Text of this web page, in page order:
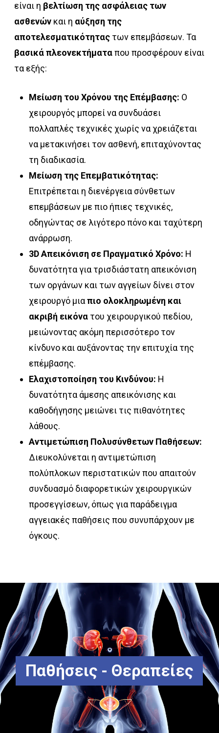
είναι η βελτίωση της ασφάλειας των
ασθενώνκαι η αύξηση της
αποτελεσματικότηταςτων επεμβάσεων. Τα
βασικάπλεονεκτήματαπου προσφέρουν είναι
τα εξής:
Μείωση του Χρόνου της Επέμβασης: Ο
χειρουργός μπορεί να συνδυάσει
πολλαπλές τεχνικές χωρίς να χρειάζεται
να μετακινήσει τον ασθενή, επιταχύνοντας
τη διαδικασία.
Μείωση της Επεμβατικότητας:
Επιτρέπεται η διενέργεια σύνθετων
επεμβάσεων με πιο ήπιες τεχνικές,
οδηγώντας σε λιγότερο πόνο και ταχύτερη
ανάρρωση.
3D Απεικόνιση σε Πραγματικό Χρόνο: Η
δυνατότητα για τρισδιάστατη απεικόνιση
των οργάνων και των αγγείων δίνει στον
χειρουργό μιαπιο ολοκληρωμένη και
ακριβή εικόνατου χειρουργικού πεδίου,
μειώνοντας ακόμη περισσότερο τον
κίνδυνο και αυξάνοντας την επιτυχία της
επέμβασης.
Ελαχιστοποίηση του Κινδύνου: Η
δυνατότητα άμεσης απεικόνισης και
καθοδήγησης μειώνει τις πιθανότητες
λάθους.
Αντιμετώπιση Πολυσύνθετων Παθήσεων:
Διευκολύνεται η αντιμετώπιση
πολύπλοκων περιστατικών που απαιτούν
συνδυασμό διαφορετικών χειρουργικών
προσεγγίσεων, όπως για παράδειγμα
αγγειακές παθήσεις που συνυπάρχουν με
όγκους.
Παθήσεις - Θεραπείες